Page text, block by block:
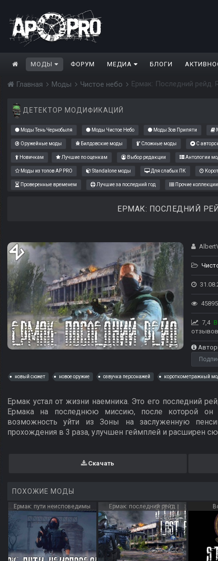
МОДЫ ФОРУМ МЕДИА БЛОГИ
Главная Моды Чистое небо Ермак: Последний рейд.
ДЕТЕКТОР МОДИФИКАЦИЙ
Моды Тень Чернобыля Моды Чистое Небо Моды Зов Припяти
Оружейные моды Билдовские моды Сложные моды С
Новичкам Лучшие по оценкам Выбор редакции Антологии
Моды из топов AP PRO Standalone моды Для слабых ПК
Проверенные временем Лучшие за последний год Прочие коллекции
ЕРМАК: ПОСЛЕДНИЙ
7,4
новый сюжет новое оружие озвучка персонажей короткометражный
Ермак устал от жизни наемника. Это его последний
Ермака на последнюю миссию, после которой он
возможность уйти из Зоны на заслуженную
прохождения в 3 раза, улучшен геймплей и расширен
Скачать
ПОХОЖИЕ МОДЫ
Ермак: пути неисповедимы Ермак: последний рейд